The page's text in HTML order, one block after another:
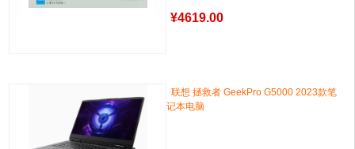
¥4619.00
联想 拯救者 GeekPro G5000 2023款笔
记本电脑